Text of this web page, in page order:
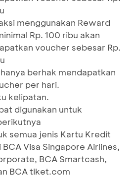
menggunakan Reward
Rp. 100 ribu akan
voucher sebesar Rp.
berhak mendapatkan
per hari.
kelipatan.
digunakan untuk
semua jenis Kartu Kredit
Visa Singapore Airlines,
BCA Smartcash,
BCA tiket.com